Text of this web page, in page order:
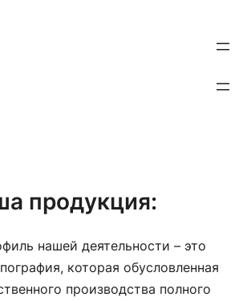
продукция:
нашей деятельности – это
которая обусловленная
производства полного